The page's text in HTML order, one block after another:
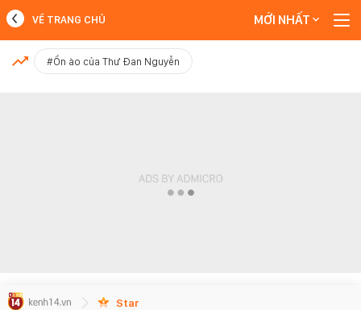
MỚI NHẤT
VỀ TRANG CHỦ MỚI NHẤT
#Ồn ào của Thư Đan Nguyễn
Star